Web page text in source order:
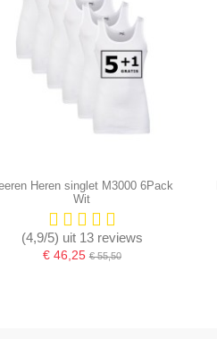
Heren singlet M3000 6Pack
Wit
(4,9/5) uit 13 reviews
€ 46,25€ 55,50